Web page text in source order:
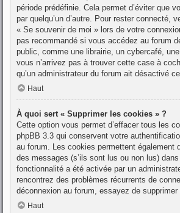
période prédéfinie. Cela permet d’éviter que
par quelqu’un d’autre. Pour rester connecté,
« Se souvenir de moi » lors de votre
pas recommandé si vous accédez au forum
public, comme une librairie, un cybercafé,
vous n’arrivez pas à trouver cette case à
qu’un administrateur du forum ait désactivé
Haut
À quoi sert « Supprimer les cookies » ?
Cette option vous permet d’effacer tous les
phpBB 3.3 qui conservent votre
au forum. Les cookies permettent également
des messages (s’ils sont lus ou non lus)
fonctionnalité a été activée par un
rencontrez des problèmes récurrents de
déconnexion au forum, essayez de supprimer
Haut